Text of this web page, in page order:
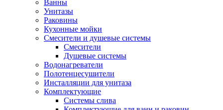
Ванны
Унитазы
Раковины
Кухонные мойки
Смесители и душевые системы
Смесители
Душевые системы
Водонагреватели
Полотенцесушители
Инсталляции для унитаза
Комплектующие
Системы слива